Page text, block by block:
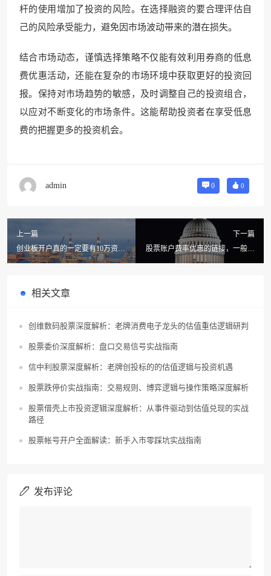
杆的使用增加了投资的风险。在选择融资的要合理评估自
己的风险承受能力，避免因市场波动带来的潜在损失。
结合市场动态，谨慎选择策略不仅能有效利用券商的低息
费优惠活动，还能在复杂的市场环境中获取更好的投资回
报。保持对市场趋势的敏感，及时调整自己的投资组合，
以应对不断变化的市场条件。这能帮助投资者在享受低息
费的把握更多的投资机会。
admin 0 0
上一篇
创业板开户真的一定要有10万资金
吗？还隐藏着哪些其他要求？
下一篇
股票账户费率优惠的链接，一般怎
相关文章
创维数码股票深度解析：老牌消费电子龙头的估值重估逻辑研判
股票委价深度解析：盘口交易信号实战指南
信中利股票深度解析：老牌创投标的的估值逻辑与投资机遇
股票跌停价实战指南：交易规则、博弈逻辑与操作策略深度解析
股票借壳上市投资逻辑深度解析：从事件驱动到估值兑现的实战
路径
股票帐号开户全面解读：新手入市零踩坑实战指南
发布评论